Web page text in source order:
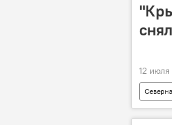
12 июля